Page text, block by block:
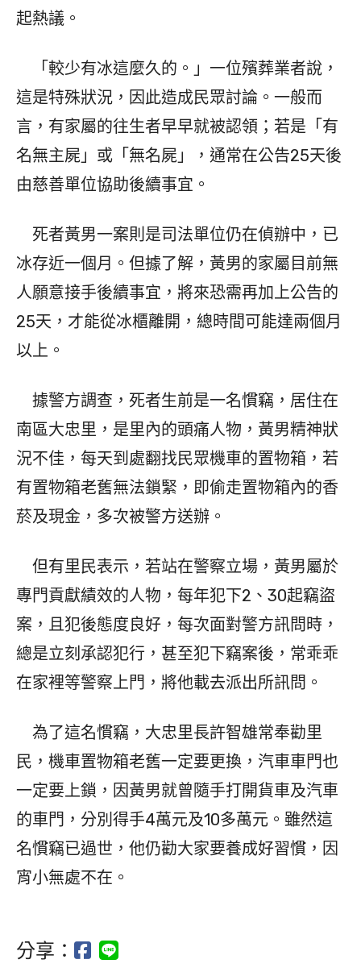
起熱議。
「較少有冰這麼久的。」一位殯葬業者說，
這是特殊狀況，因此造成民眾討論。一般而
言，有家屬的往生者早早就被認領；若是「有
名無主屍」或「無名屍」，通常在公告25天後
由慈善單位協助後續事宜。
死者黃男一案則是司法單位仍在偵辦中，已
冰存近一個月。但據了解，黃男的家屬目前無
人願意接手後續事宜，將來恐需再加上公告的
25天，才能從冰櫃離開，總時間可能達兩個月
以上。
據警方調查，死者生前是一名慣竊，居住在
南區大忠里，是里內的頭痛人物，黃男精神狀
況不佳，每天到處翻找民眾機車的置物箱，若
有置物箱老舊無法鎖緊，即偷走置物箱內的香
菸及現金，多次被警方送辦。
但有里民表示，若站在警察立場，黃男屬於
專門貢獻績效的人物，每年犯下2、30起竊盜
案，且犯後態度良好，每次面對警方訊問時，
總是立刻承認犯行，甚至犯下竊案後，常乖乖
在家裡等警察上門，將他載去派出所訊問。
為了這名慣竊，大忠里長許智雄常奉勸里
民，機車置物箱老舊一定要更換，汽車車門也
一定要上鎖，因黃男就曾隨手打開貨車及汽車
的車門，分別得手4萬元及10多萬元。雖然這
名慣竊已過世，他仍勸大家要養成好習慣，因
宵小無處不在。
分享：